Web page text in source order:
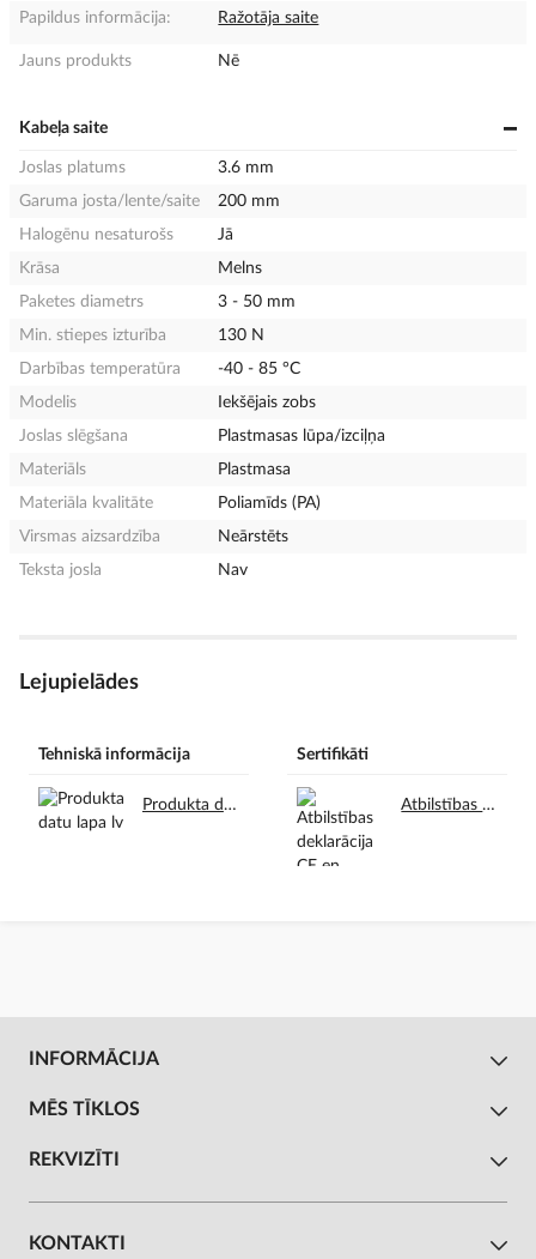
Papildus informācija:
Ražotāja saite
Jauns produkts Nē
Kabeļa saite
Joslas platums
3.6 mm
Garuma josta/lente/saite
200 mm
Halogēnu nesaturošs
Jā
Krāsa
Melns
Paketes diametrs
3 - 50 mm
Min. stiepes izturība
130 N
Darbības temperatūra
-40 - 85 °C
Modelis
Iekšējais zobs
Joslas slēgšana
Plastmasas lūpa/izciļņa
Materiāls
Plastmasa
Materiāla kvalitāte
Poliamīds (PA)
Virsmas aizsardzība
Neārstēts
Teksta josla
Nav
Lejupielādes
Tehniskā informācija
Produkta datu lapa lv.pdf
Sertifikāti
Atbilstības deklarācija CE en.pdf
INFORMĀCIJA
MĒS TĪKLOS
REKVIZĪTI
KONTAKTI